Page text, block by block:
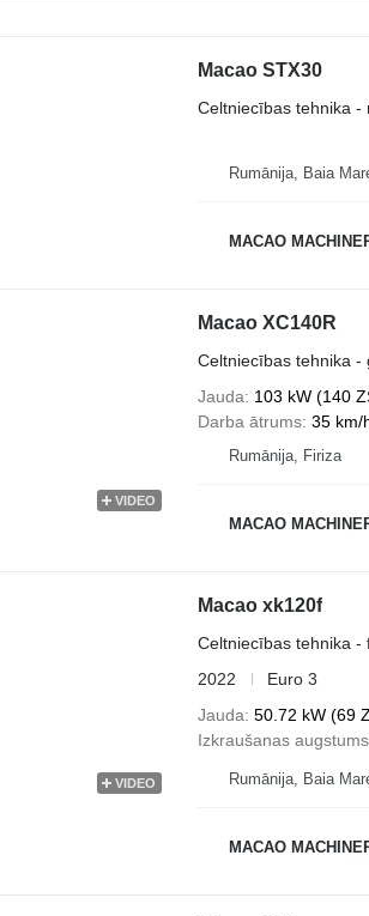
Macao STX30
Celtniecības tehnika -
Rumānija, Baia
MACAO
VIDEO
Macao XC140R
Celtniecības tehnika -
Jauda
103 kW (140
Darba ātrums 35 km/
Rumānija, Firiza
MACAO
VIDEO
Macao xk120f
Celtniecības tehnika -
2022
Euro 3
Jauda 50.72 kW (69
Izkraušanas augstums
Rumānija, Baia
MACAO